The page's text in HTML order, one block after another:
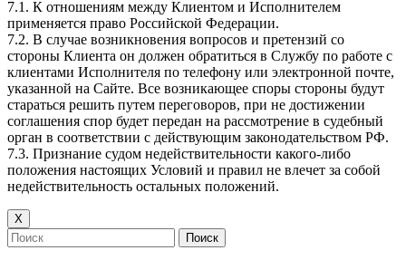
7.1. К отношениям между Клиентом и Исполнителем
применяется право Российской Федерации.
7.2. В случае возникновения вопросов и претензий со
стороны Клиента он должен обратиться в Службу по работе с
клиентами Исполнителя по телефону или электронной почте,
указанной на Сайте. Все возникающее споры стороны будут
стараться решить путем переговоров, при не достижении
соглашения спор будет передан на рассмотрение в судебный
орган в соответствии с действующим законодательством РФ.
7.3. Признание судом недействительности какого-либо
положения настоящих Условий и правил не влечет за собой
недействительность остальных положений.
Х
Поиск